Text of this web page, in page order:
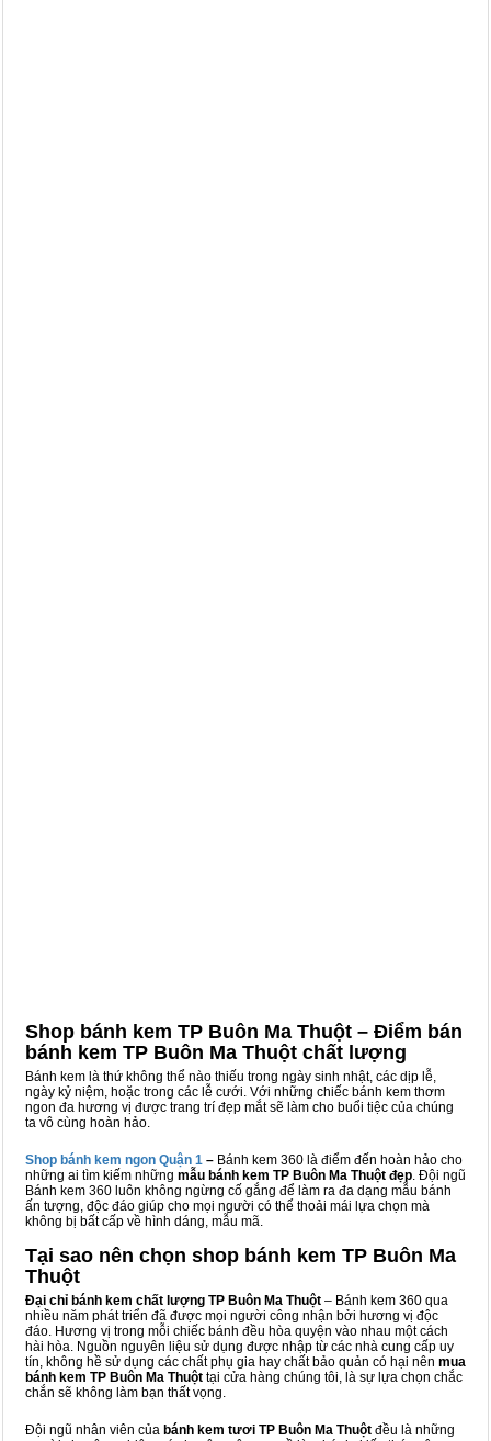
Shop bánh kem TP Buôn Ma Thuột – Điểm bán
bánh kem TP Buôn Ma Thuột chất lượng
Bánh kem là thứ không thể nào thiếu trong ngày sinh nhật, các dịp lễ,
ngày kỷ niệm, hoặc trong các lễ cưới. Với những chiếc bánh kem thơm
ngon đa hương vị được trang trí đẹp mắt sẽ làm cho buổi tiệc của chúng
ta vô cùng hoàn hảo.
Shop bánh kem ngon Quận 1 – Bánh kem 360 là điểm đến hoàn hảo cho
những ai tìm kiếm những mẫu bánh kem TP Buôn Ma Thuột đẹp. Đội ngũ
Bánh kem 360 luôn không ngừng cố gắng để làm ra đa dạng mẫu bánh
ấn tượng, độc đáo giúp cho mọi người có thể thoải mái lựa chọn mà
không bị bất cấp về hình dáng, mẫu mã.
Tại sao nên chọn shop bánh kem TP Buôn Ma
Thuột
Đại chỉ bánh kem chất lượng TP Buôn Ma Thuột – Bánh kem 360 qua
nhiều năm phát triển đã được mọi người công nhận bởi hương vị độc
đáo. Hương vị trong mỗi chiếc bánh đều hòa quyện vào nhau một cách
hài hòa. Nguồn nguyên liệu sử dụng được nhập từ các nhà cung cấp uy
tín, không hề sử dụng các chất phụ gia hay chất bảo quản có hại nên mua
bánh kem TP Buôn Ma Thuột tại cửa hàng chúng tôi, là sự lựa chọn chắc
chắn sẽ không làm bạn thất vọng.
Đội ngũ nhân viên của bánh kem tươi TP Buôn Ma Thuột đều là những